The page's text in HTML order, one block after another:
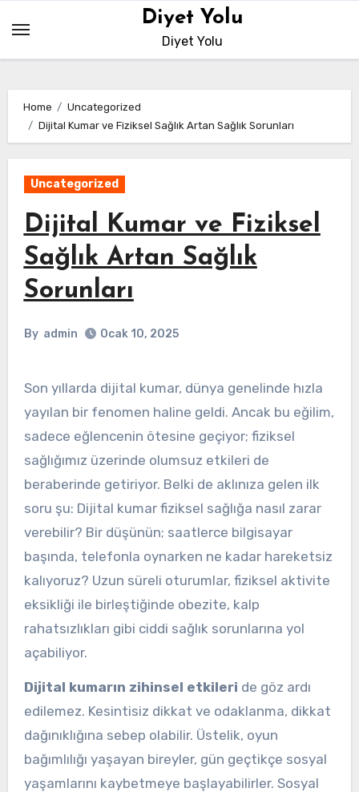
content
Diyet Yolu
Diyet Yolu
Home
Uncategorized
Dijital Kumar ve Fiziksel Sağlık Artan Sağlık Sorunları
Uncategorized
Dijital Kumar ve Fiziksel
Sağlık Artan Sağlık
Sorunları
By admin Ocak 10, 2025
Son yıllarda dijital kumar, dünya genelinde hızla
yayılan bir fenomen haline geldi. Ancak bu eğilim,
sadece eğlencenin ötesine geçiyor; fiziksel
sağlığımız üzerinde olumsuz etkileri de
beraberinde getiriyor. Belki de aklınıza gelen ilk
soru şu: Dijital kumar fiziksel sağlığa nasıl zarar
verebilir? Bir düşünün; saatlerce bilgisayar
başında, telefonla oynarken ne kadar hareketsiz
kalıyoruz? Uzun süreli oturumlar, fiziksel aktivite
eksikliği ile birleştiğinde obezite, kalp
rahatsızlıkları gibi ciddi sağlık sorunlarına yol
açabiliyor.
Dijital kumarın zihinsel etkileri de göz ardı
edilemez. Kesintisiz dikkat ve odaklanma, dikkat
dağınıklığına sebep olabilir. Üstelik, oyun
bağımlılığı yaşayan bireyler, gün geçtikçe sosyal
yaşamlarını kaybetmeye başlayabilirler. Sosyal